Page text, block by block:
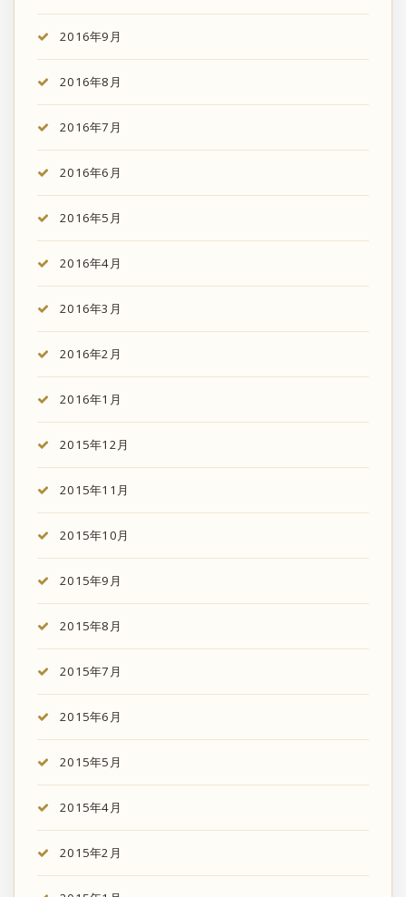
2016年9月
2016年8月
2016年7月
2016年6月
2016年5月
2016年4月
2016年3月
2016年2月
2016年1月
2015年12月
2015年11月
2015年10月
2015年9月
2015年8月
2015年7月
2015年6月
2015年5月
2015年4月
2015年2月